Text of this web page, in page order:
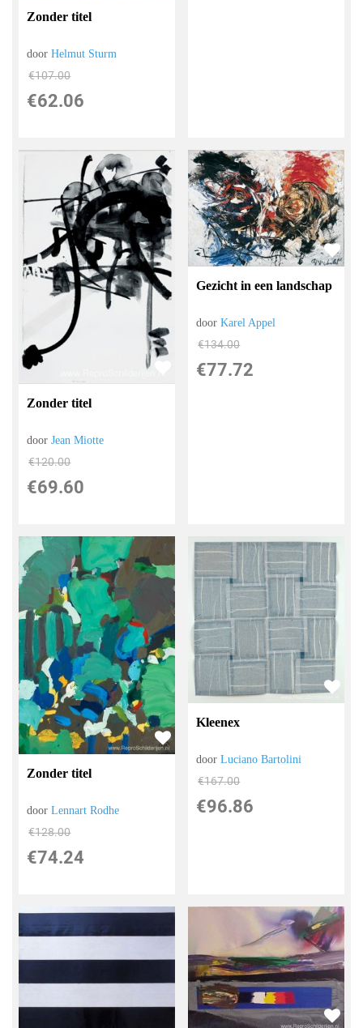
Zonder titel
doorHelmut Sturm
€107.00
€62.06
Zonder titel
doorJean Miotte
€120.00
€69.60
Gezicht in een landschap
doorKarel Appel
€134.00
€77.72
Zonder titel
doorLennart Rodhe
€128.00
€74.24
Kleenex
doorLuciano Bartolini
€167.00
€96.86